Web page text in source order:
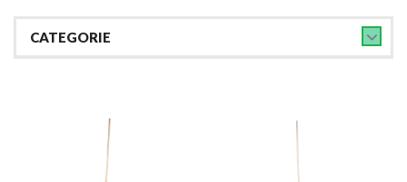
CATEGORIE
ACCESSORI TAVOLA
ACCESSORI VETRO